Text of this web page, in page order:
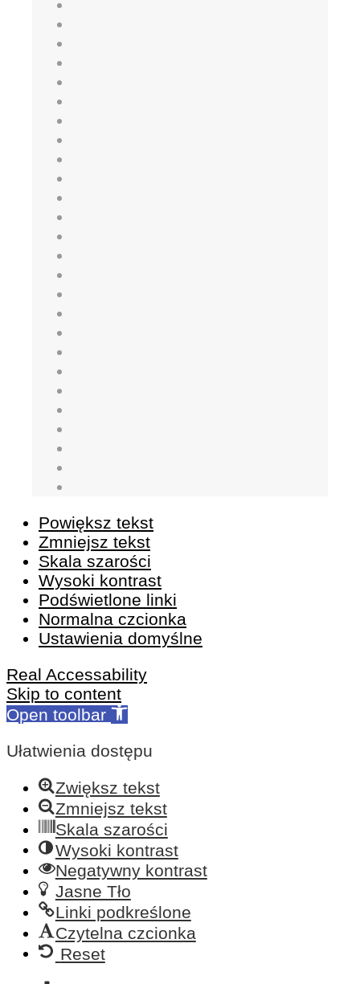
Powiększ tekst
Zmniejsz tekst
Skala szarości
Wysoki kontrast
Podświetlone linki
Normalna czcionka
Ustawienia domyślne
Real Accessability
Skip to content
Open toolbar
Ułatwienia dostępu
Zwiększ tekst
Zmniejsz tekst
Skala szarości
Wysoki kontrast
Negatywny kontrast
Jasne Tło
Linki podkreślone
Czytelna czcionka
Reset